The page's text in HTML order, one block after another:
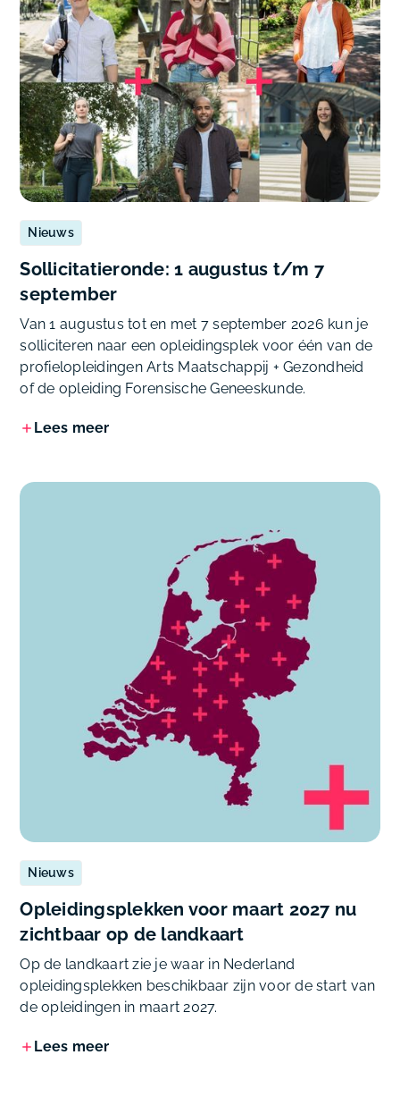
Nieuws
Sollicitatieronde: 1 augustus t/m 7
september
Van 1 augustus tot en met 7 september 2026 kun je
solliciteren naar een opleidingsplek voor één van de
profielopleidingen Arts Maatschappij + Gezondheid
of de opleiding Forensische Geneeskunde.
Lees meer
Nieuws
Opleidingsplekken voor maart 2027 nu
zichtbaar op de landkaart
Op de landkaart zie je waar in Nederland
opleidingsplekken beschikbaar zijn voor de start van
de opleidingen in maart 2027.
Lees meer